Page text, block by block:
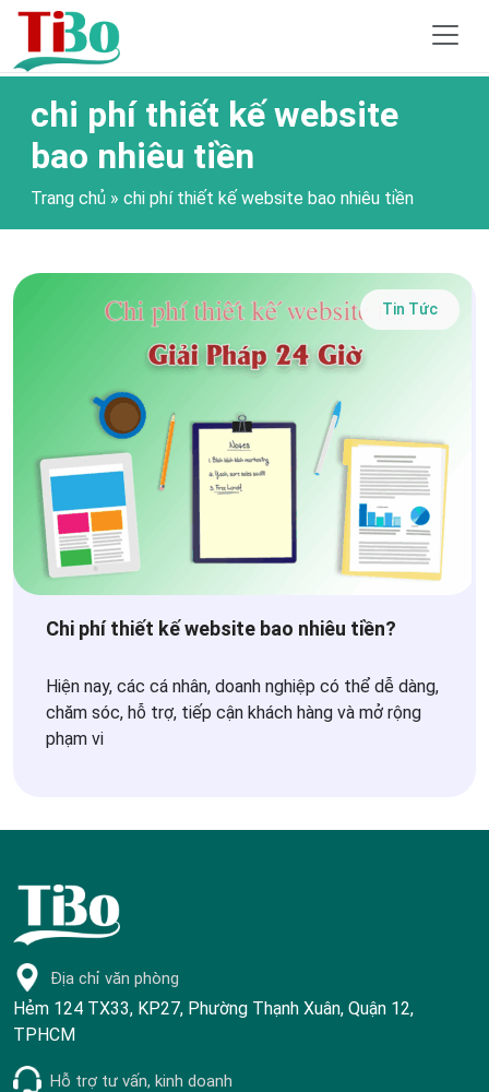
chi phí thiết kế website
bao nhiêu tiền
Trang chủ » chi phí thiết kế website bao nhiêu tiền
Tin Tức
Chi phí thiết kế website bao nhiêu tiền?
Hiện nay, các cá nhân, doanh nghiệp có thể dễ dàng,
chăm sóc, hỗ trợ, tiếp cận khách hàng và mở rộng
phạm vi
Địa chỉ văn phòng
Hẻm 124 TX33, KP27, Phường Thạnh Xuân, Quận 12,
TPHCM
Hỗ trợ tư vấn, kinh doanh